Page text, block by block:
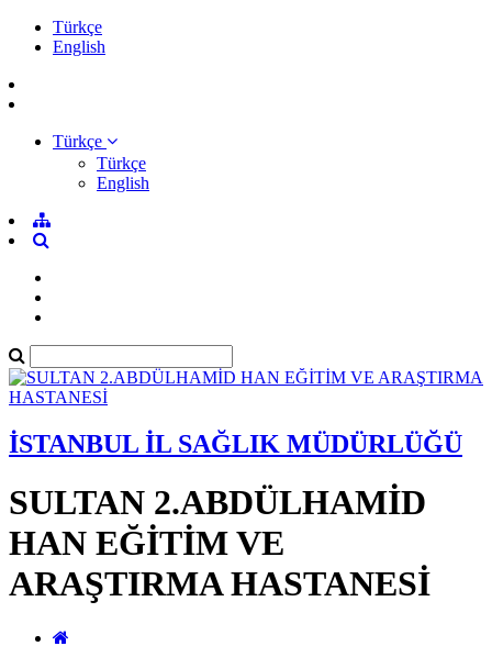
Türkçe
English
Türkçe
Türkçe
English
İSTANBUL İL SAĞLIK MÜDÜRLÜĞÜ
SULTAN 2.ABDÜLHAMİD
HAN EĞİTİM VE
ARAŞTIRMA HASTANESİ